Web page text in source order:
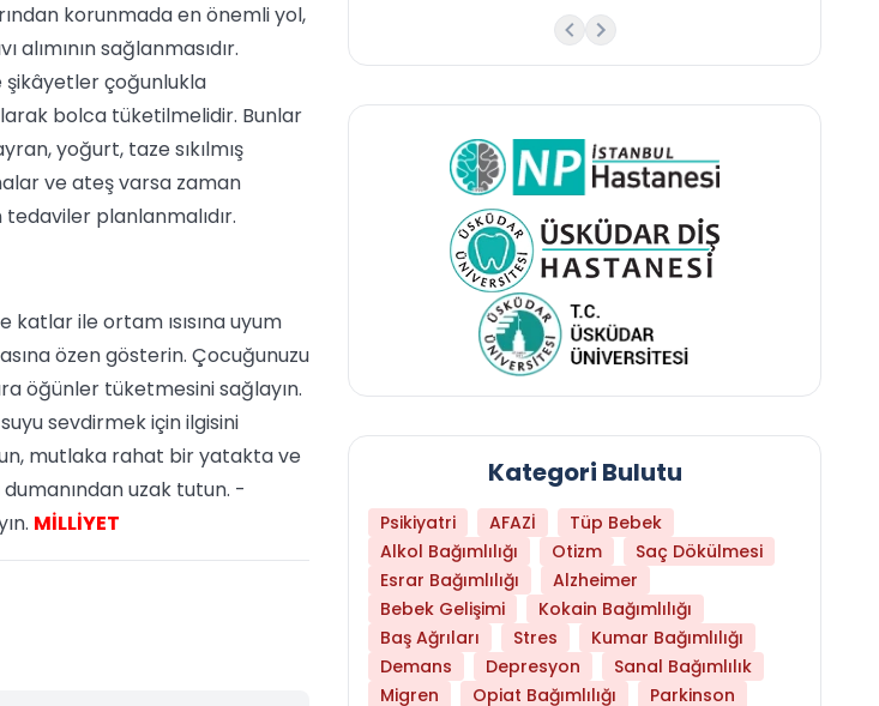
korunmada en önemli yol,
sağlanmasıdır.
şikâyetler çoğunlukla
bolca tüketilmelidir. Bunlar
yoğurt, taze sıkılmış
ve ateş varsa zaman
planlanmalıdır.
katlar ile ortam ısısına uyum
özen gösterin. Çocuğunuzu
öğünler tüketmesini sağlayın.
sevdirmek için ilgisini
mutlaka rahat bir yatakta ve
uzak tutun. -
MİLLİYET
Kategori Bulutu
Psikiyatri AFAZİ
Tüp Bebek
Alkol Bağımlılığı
Otizm
Saç Dökülmesi
Esrar Bağımlılığı
Alzheimer
Bebek Gelişimi
Kokain Bağımlılığı
Baş Ağrıları
Stres
Kumar Bağımlılığı
Demans
Depresyon
Sanal Bağımlılık
Migren
Opiat Bağımlılığı
Parkinson